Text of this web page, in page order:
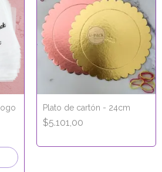
Plato de cartón - 24cm
$5.101,00